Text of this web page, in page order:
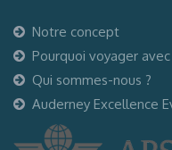
Notre concept
Pourquoi voyager
Qui sommes-nous ?
Auderney Excellence